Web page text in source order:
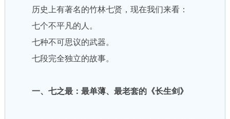
历史上有著名的竹林七贤，现在我们来看：
七个不平凡的人。
七种不可思议的武器。
七段完全独立的故事。
一、七之最：最单薄、最老套的《长生剑》